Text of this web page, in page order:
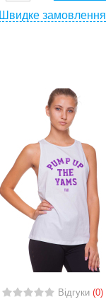
Швидке замовлення
Відгуки (0)